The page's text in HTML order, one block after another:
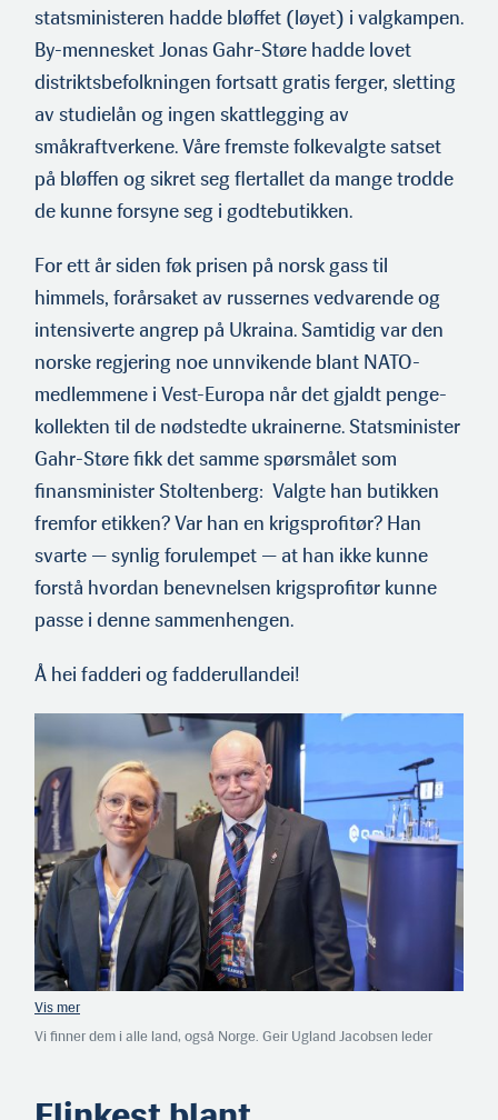
statsministeren hadde bløffet (løyet) i valgkampen.
By-mennesket Jonas Gahr-Støre hadde lovet
distriktsbefolkningen fortsatt gratis ferger, sletting
av studielån og ingen skattlegging av
småkraftverkene. Våre fremste folkevalgte satset
på bløffen og sikret seg flertallet da mange trodde
de kunne forsyne seg i godtebutikken.
For ett år siden føk prisen på norsk gass til
himmels, forårsaket av russernes vedvarende og
intensiverte angrep på Ukraina. Samtidig var den
norske regjering noe unnvikende blant NATO-
medlemmene i Vest-Europa når det gjaldt penge-
kollekten til de nødstedte ukrainerne. Statsminister
Gahr-Støre fikk det samme spørsmålet som
finansminister Stoltenberg: Valgte han butikken
fremfor etikken? Var han en krigsprofitør? Han
svarte — synlig forulempet — at han ikke kunne
forstå hvordan benevnelsen krigsprofitør kunne
passe i denne sammenhengen.
Å hei fadderi og fadderullandei!
Vi finner dem i alle land, også Norge. Geir Ugland Jacobsen leder
Kotre fra det tyske høyre-partiet AfD. Norgesdemokratene, tidligere